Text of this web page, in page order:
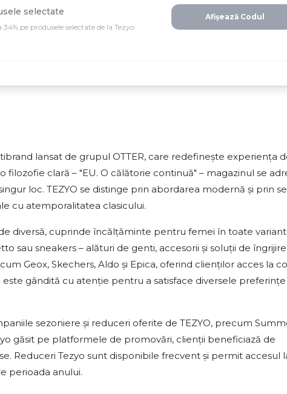
selectate
pe produsele selectate de la Tezyo
Afișează Codul
lansat de grupul OTTER, care redefinește experiența
clară – "EU. O călătorie continuă" – magazinul se
loc. TEZYO se distinge prin abordarea modernă și prin
cu atemporalitatea clasicului.
diversă, cuprinde încălțăminte pentru femei în toate
sau sneakers – alături de genti, accesorii și soluții de
Geox, Skechers, Aldo și Epica, oferind clienților acces la
este gândită cu atenție pentru a satisface diversele preferințe
sezoniere și reduceri oferite de TEZYO, precum
găsit pe platformele de promovări, clienții beneficiază de
Reduceri Tezyo sunt disponibile frecvent și permit accesul
perioada anului.